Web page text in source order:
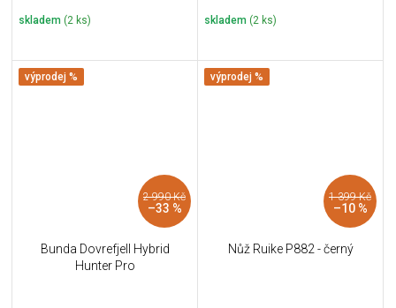
skladem (2 ks) skladem (2 ks)
výprodej %
2 990 Kč
–33 %
Bunda Dovrefjell Hybrid
Hunter Pro
výprodej %
1 399 Kč
–10 %
Nůž Ruike P882 - černý